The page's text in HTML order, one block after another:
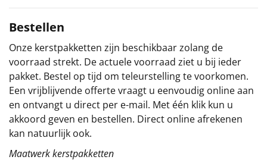
Particulier
Kerstgeschenken 2026
Relatiegeschenken
Cadeaubon
Per stuk
Bestellen
Onze kerstpakketten zijn beschikbaar zolang de
voorraad strekt. De actuele voorraad ziet u bij ieder
pakket. Bestel op tijd om teleurstelling te voorkomen.
Een vrijblijvende offerte vraagt u eenvoudig online aan
en ontvangt u direct per e-mail. Met één klik kun u
akkoord geven en bestellen. Direct online afrekenen
kan natuurlijk ook.
Maatwerk kerstpakketten